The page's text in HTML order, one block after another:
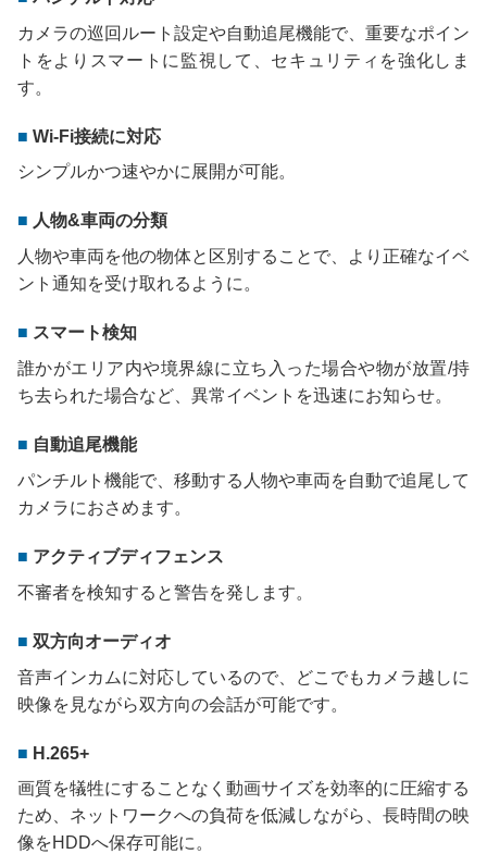
カメラの巡回ルート設定や自動追尾機能で、重要なポイン
トをよりスマートに監視して、セキュリティを強化しま
す。
Wi-Fi接続に対応
シンプルかつ速やかに展開が可能。
人物&車両の分類
人物や車両を他の物体と区別することで、より正確なイベ
ント通知を受け取れるように。
スマート検知
誰かがエリア内や境界線に立ち入った場合や物が放置/持
ち去られた場合など、異常イベントを迅速にお知らせ。
自動追尾機能
パンチルト機能で、移動する人物や車両を自動で追尾して
カメラにおさめます。
アクティブディフェンス
不審者を検知すると警告を発します。
双方向オーディオ
音声インカムに対応しているので、どこでもカメラ越しに
映像を見ながら双方向の会話が可能です。
H.265+
画質を犠牲にすることなく動画サイズを効率的に圧縮する
ため、ネットワークへの負荷を低減しながら、長時間の映
像をHDDへ保存可能に。